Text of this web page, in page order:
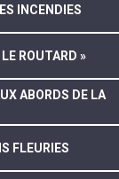
INCENDIES
ROUTARD »
ABORDS DE LA
FLEURIES